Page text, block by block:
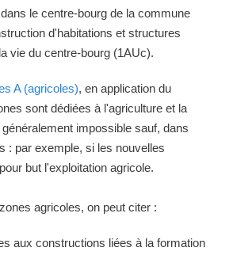
le centre-bourg de la commune
d'habitations et structures
vie du centre-bourg (1AUc).
A (agricoles), en application du
sont dédiées à l'agriculture et la
impossible sauf, dans
: par exemple, si les nouvelles
but l'exploitation agricole.
agricoles, on peut citer :
aux constructions liées à la formation